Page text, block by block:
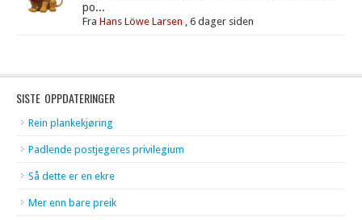
po...
FraHans Löwe Larsen ,6 dager siden
SISTE OPPDATERINGER
Rein plankekjøring
Padlende postjegeres privilegium
Så dette er en ekre
Mer enn bare preik